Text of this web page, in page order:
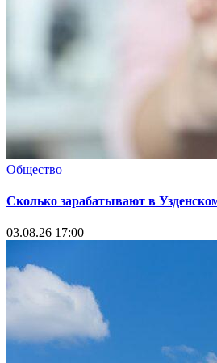
Общество
Сколько зарабатывают в
03.08.26 17:00